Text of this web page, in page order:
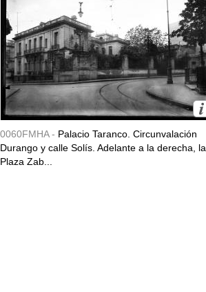
0060FMHA - Palacio Taranco. Circunvalación
Durango y calle Solís. Adelante a la derecha, la
Plaza Zab...